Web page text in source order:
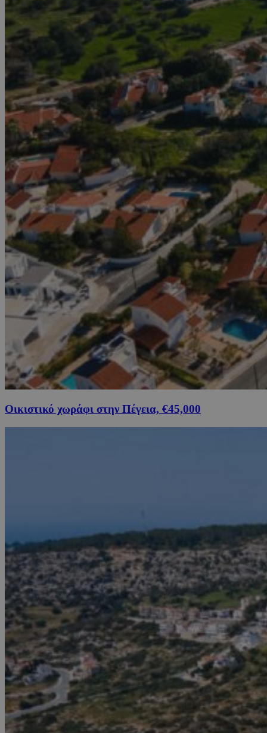
Οικιστικό χωράφι στην Πέγεια, €45,000